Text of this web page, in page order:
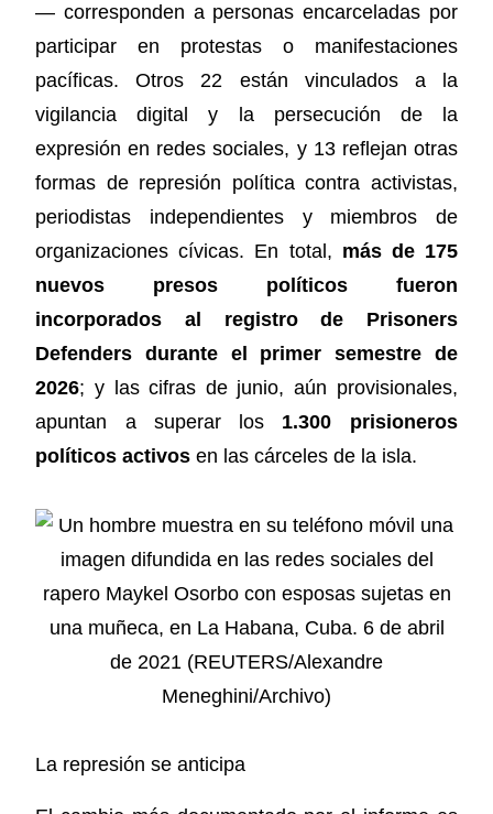
— corresponden a personas encarceladas por
participar en protestas o manifestaciones
pacíficas. Otros 22 están vinculados a la
vigilancia digital y la persecución de la
expresión en redes sociales, y 13 reflejan otras
formas de represión política contra activistas,
periodistas independientes y miembros de
organizaciones cívicas. En total, más de 175
nuevos presos políticos fueron
incorporados al registro de Prisoners
Defenders durante el primer semestre de
2026; y las cifras de junio, aún provisionales,
apuntan a superar los 1.300 prisioneros
políticos activos en las cárceles de la isla.
La represión se anticipa